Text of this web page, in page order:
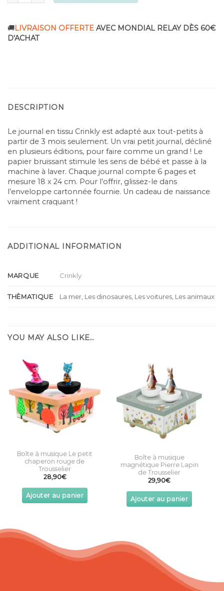
🚚LIVRAISON OFFERTE AVEC MONDIAL RELAY DÈS 60€
D'ACHAT
DESCRIPTION
Le journal en tissu Crinkly est adapté aux tout-petits à
partir de 3 mois seulement. Un vrai petit journal, décliné
en plusieurs éditions, pour faire comme un grand ! Le
papier bruissant stimule les sens de bébé et passe à la
machine à laver. Chaque journal compte 6 pages et
mesure 18 x 24 cm. Pour l’offrir, glissez-le dans
l’enveloppe cartonnée fournie. Un cadeau de naissance
vraiment craquant !
ADDITIONAL INFORMATION
MARQUE Crinkly
THÈMATIQUE La mer, Les dinosaures, Les voitures, Les animaux
YOU MAY ALSO LIKE…
Boîte à musique Le petit
chaperon rouge de
Trousselier
28,90€
Ajouter au panier
Boîte à musique
magnétique Pierre Lapin
de Trousselier
29,90€
Ajouter au panier